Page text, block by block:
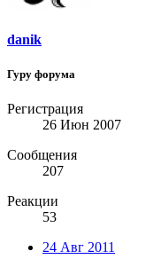
danik
Гуру форума
Регистрация
26 Июн 2007
Сообщения
207
Реакции
53
24 Авг 2011